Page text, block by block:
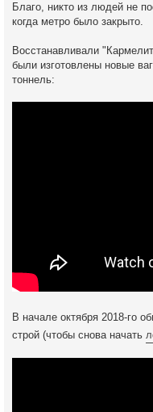
Благо, никто из людей не
когда метро было закрыто.
Восстанавливали
были изготовлены новые
тоннель:
В начале октября 2018-го
строй (чтобы снова начать